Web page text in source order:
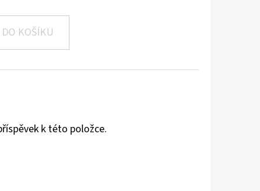
DO KOŠÍKU
k této položce.